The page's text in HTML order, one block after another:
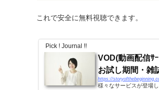
これで安全に無料視聴できます。
Pick ! Journal !!
VOD(動画配信ｻ
お試し期間・雑
https://
様々なサービスが登場